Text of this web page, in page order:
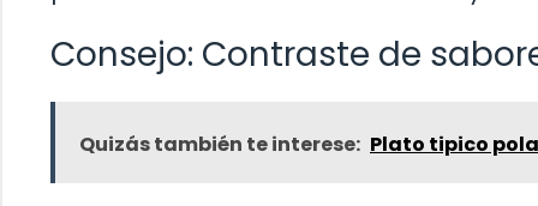
Consejo: Contraste de
Quizás también te interese: Plato tipico